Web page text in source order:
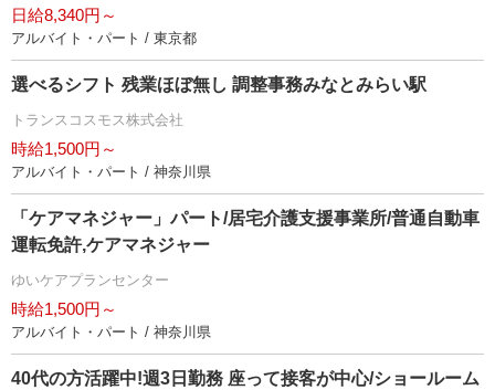
日給8,340円～
アルバイト・パート / 東京都
選べるシフト 残業ほぼ無し 調整事務みなとみらい駅
トランスコスモス株式会社
時給1,500円～
アルバイト・パート / 神奈川県
「ケアマネジャー」パート/居宅介護支援事業所/普通自動車
運転免許,ケアマネジャー
ゆいケアプランセンター
時給1,500円～
アルバイト・パート / 神奈川県
40代の方活躍中!週3日勤務 座って接客が中心/ショールーム